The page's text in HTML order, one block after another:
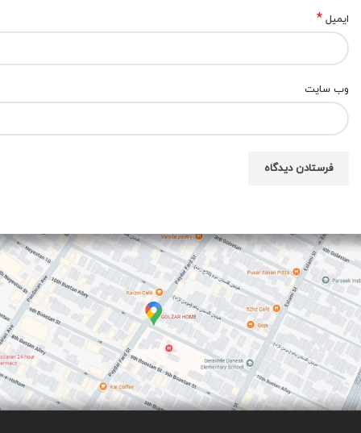
ایمیل *
وب‌ سایت